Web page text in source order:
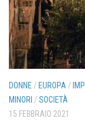
DONNE / EUROPA/
MINORI /SOCIETÀ
15 FEBBRAIO 2021